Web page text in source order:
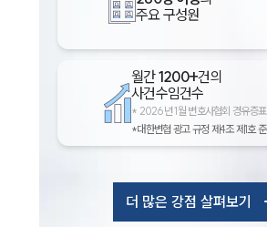
주요 구성원
월간1200+건의
사건수임건수
* 2026년 1월 변호사협회 경유증
*대한변협 광고 규정 제4조 제1호
더 많은 강점 살펴보기